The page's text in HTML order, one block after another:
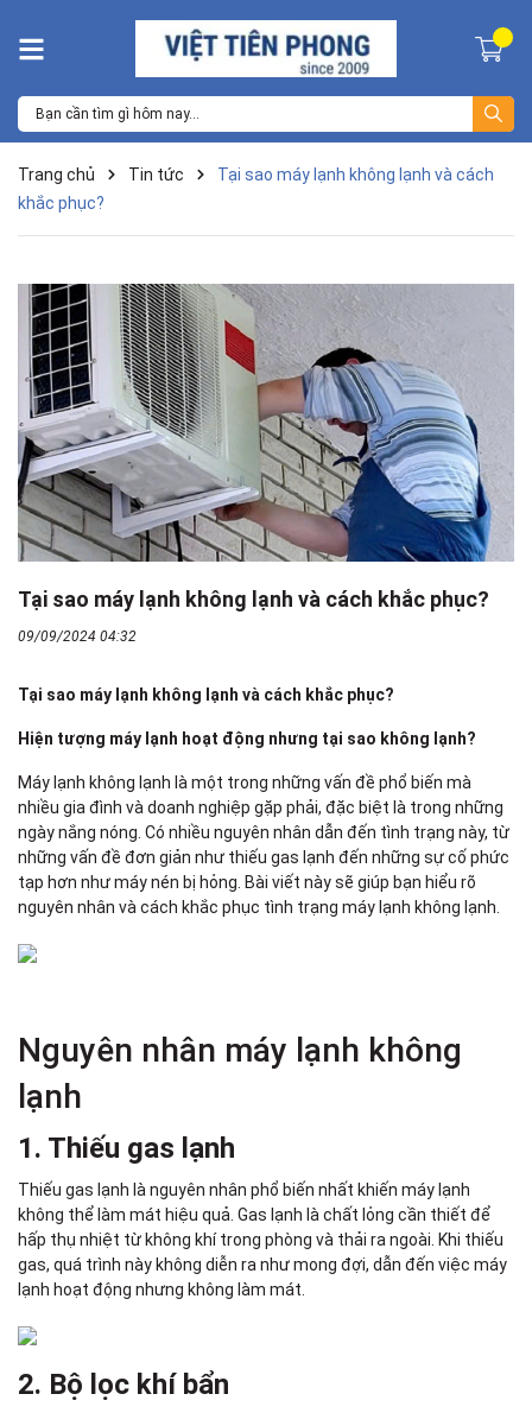
Trang chủ Tin tức
Tại sao máy lạnh không lạnh và cách
khắc phục?
Tại sao máy lạnh không lạnh và cách khắc phục?
09/09/2024 04:32
Tại sao máy lạnh không lạnh và cách khắc phục?
Hiện tượng máy lạnh hoạt động nhưng tại sao không lạnh?
Máy lạnh không lạnh là một trong những vấn đề phổ biến mà
nhiều gia đình và doanh nghiệp gặp phải, đặc biệt là trong những
ngày nắng nóng. Có nhiều nguyên nhân dẫn đến tình trạng này, từ
những vấn đề đơn giản như thiếu gas lạnh đến những sự cố phức
tạp hơn như máy nén bị hỏng. Bài viết này sẽ giúp bạn hiểu rõ
nguyên nhân và cách khắc phục tình trạng máy lạnh không lạnh.
Nguyên nhân máy lạnh không
lạnh
1. Thiếu gas lạnh
Thiếu gas lạnh là nguyên nhân phổ biến nhất khiến máy lạnh
không thể làm mát hiệu quả. Gas lạnh là chất lỏng cần thiết để
hấp thụ nhiệt từ không khí trong phòng và thải ra ngoài. Khi thiếu
gas, quá trình này không diễn ra như mong đợi, dẫn đến việc máy
lạnh hoạt động nhưng không làm mát.
2. Bộ lọc khí bẩn